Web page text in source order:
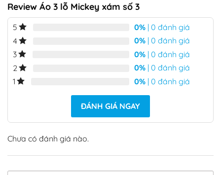
Review Áo 3 lỗ Mickey xám số 3
5 0% | 0 đánh giá
4
0% | 0 đánh giá
3
0% | 0 đánh giá
2
0% | 0 đánh giá
1
0% | 0 đánh giá
ĐÁNH GIÁ NGAY
Chưa có đánh giá nào.